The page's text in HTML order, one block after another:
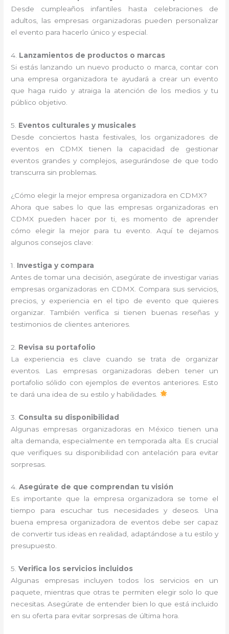
Desde cumpleaños infantiles hasta celebraciones de
adultos, las empresas organizadoras pueden personalizar
el evento para hacerlo único y especial.
4. Lanzamientos de productos o marcas
Si estás lanzando un nuevo producto o marca, contar con
una empresa organizadora te ayudará a crear un evento
que haga ruido y atraiga la atención de los medios y tu
público objetivo.
5. Eventos culturales y musicales
Desde conciertos hasta festivales, los organizadores de
eventos en CDMX tienen la capacidad de gestionar
eventos grandes y complejos, asegurándose de que todo
transcurra sin problemas.
¿Cómo elegir la mejor empresa organizadora en CDMX?
Ahora que sabes lo que las empresas organizadoras en
CDMX pueden hacer por ti, es momento de aprender
cómo elegir la mejor para tu evento. Aquí te dejamos
algunos consejos clave:
1. Investiga y compara
Antes de tomar una decisión, asegúrate de investigar varias
empresas organizadoras en CDMX. Compara sus servicios,
precios, y experiencia en el tipo de evento que quieres
organizar. También verifica si tienen buenas reseñas y
testimonios de clientes anteriores.
2. Revisa su portafolio
La experiencia es clave cuando se trata de organizar
eventos. Las empresas organizadoras deben tener un
portafolio sólido con ejemplos de eventos anteriores. Esto
te dará una idea de su estilo y habilidades.
3. Consulta su disponibilidad
Algunas empresas organizadoras en México tienen una
alta demanda, especialmente en temporada alta. Es crucial
que verifiques su disponibilidad con antelación para evitar
sorpresas.
4.Asegúrate de que comprendan tu visión
Es importante que la empresa organizadora se tome el
tiempo para escuchar tus necesidades y deseos. Una
buena empresa organizadora de eventos debe ser capaz
de convertir tus ideas en realidad, adaptándose a tu estilo y
presupuesto.
5.Verifica los servicios incluidos
Algunas empresas incluyen todos los servicios en un
paquete, mientras que otras te permiten elegir solo lo que
necesitas. Asegúrate de entender bien lo que está incluido
en su oferta para evitar sorpresas de última hora.